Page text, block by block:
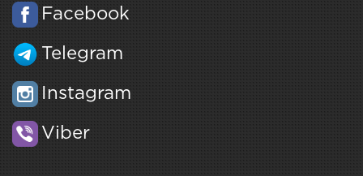
Facebook
Telegram
Instagram
Viber